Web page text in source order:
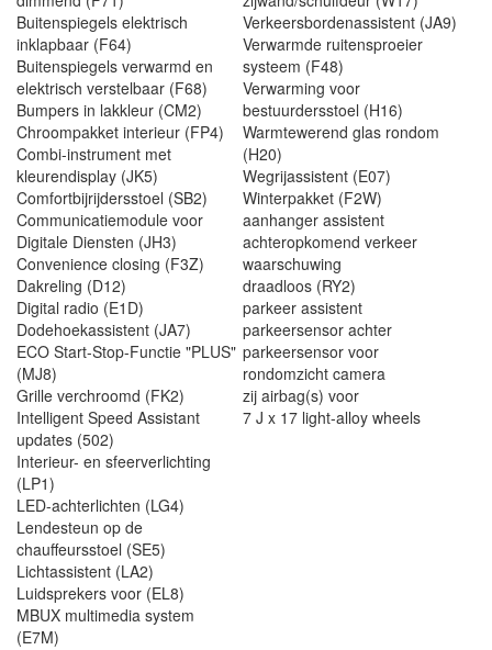
Buitenspiegels elektrisch
inklapbaar (F64)
Buitenspiegels verwarmd en
elektrisch verstelbaar (F68)
Bumpers in lakkleur (CM2)
Chroompakket interieur (FP4)
Combi-instrument met
kleurendisplay (JK5)
Comfortbijrijdersstoel (SB2)
Communicatiemodule voor
Digitale Diensten (JH3)
Convenience closing (F3Z)
Dakreling (D12)
Digital radio (E1D)
Dodehoekassistent (JA7)
ECO Start-Stop-Functie "PLUS"
(MJ8)
Grille verchroomd (FK2)
Intelligent Speed Assistant
updates (502)
Interieur- en sfeerverlichting
(LP1)
LED-achterlichten (LG4)
Lendesteun op de
chauffeursstoel (SE5)
Lichtassistent (LA2)
Luidsprekers voor (EL8)
MBUX multimedia system
(E7M)
Verkeersbordenassistent (JA9)
Verwarmde ruitensproeier
systeem (F48)
Verwarming voor
bestuurdersstoel (H16)
Warmtewerend glas rondom
(H20)
Wegrijassistent (E07)
Winterpakket (F2W)
aanhanger assistent
achteropkomend verkeer
waarschuwing
draadloos (RY2)
parkeer assistent
parkeersensor achter
parkeersensor voor
rondomzicht camera
zij airbag(s) voor
7 J x 17 light-alloy wheels